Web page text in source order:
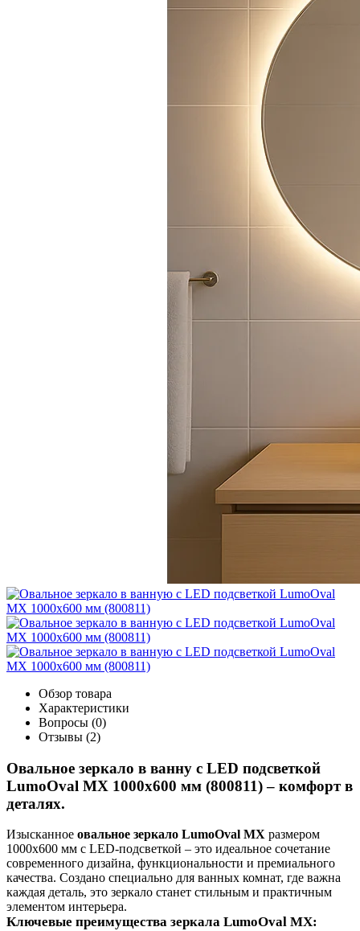
Обзор товара
Характеристики
Вопросы (0)
Отзывы (2)
Овальное зеркало в ванну с LED подсветкой
LumoOval MX 1000x600 мм (800811)– комфорт в
деталях.
Изысканное овальное зеркало LumoOval MX размером
1000x600 мм с LED-подсветкой – это идеальное сочетание
современного дизайна, функциональности и премиального
качества. Создано специально для ванных комнат, где важна
каждая деталь, это зеркало станет стильным и практичным
элементом интерьера.
Ключевые преимущества зеркала LumoOval MX: